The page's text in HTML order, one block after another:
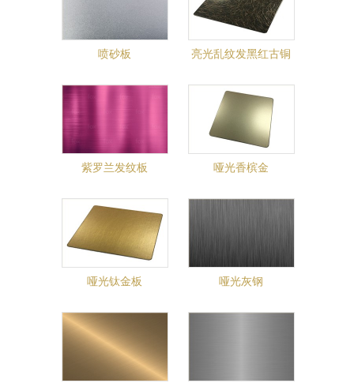
喷砂板 亮光乱纹发黑红古铜
紫罗兰发纹板 哑光香槟金
哑光钛金板 哑光灰钢